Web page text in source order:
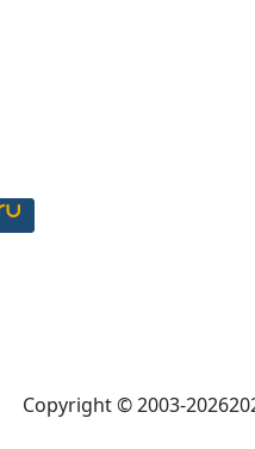
Copyright © 2003-2026